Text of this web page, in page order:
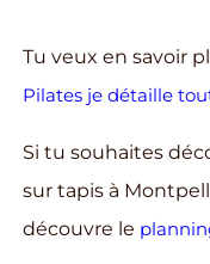
Tu veux en savoir
Pilates je détaille
Si tu souhaites
sur tapis à
découvre le